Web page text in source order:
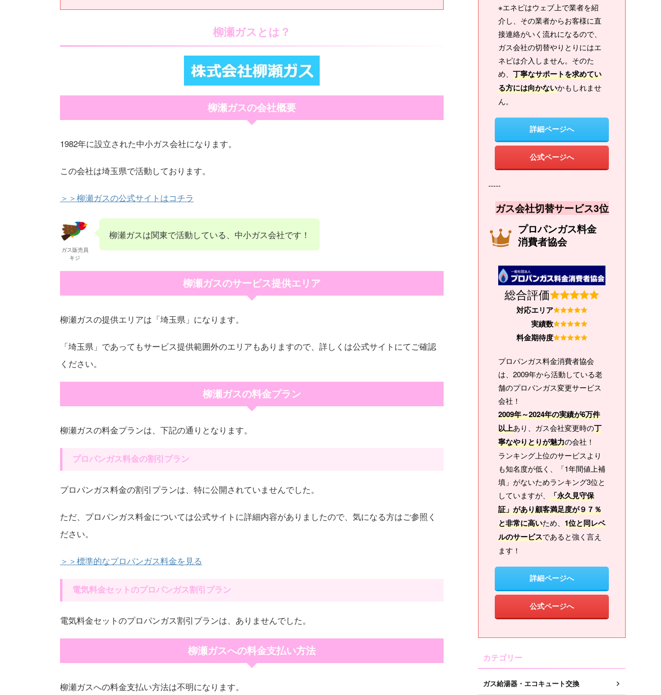
柳瀬ガスとは？
柳瀬ガスの会社概要
1982年に設立された中小ガス会社になります。
この会社は埼玉県で活動しております。
＞＞柳瀬ガスの公式サイトはコチラ
ガス販売員
キジ
柳瀬ガスは関東で活動している、中小ガス会社です！
柳瀬ガスのサービス提供エリア
柳瀬ガスの提供エリアは「埼玉県」になります。
「埼玉県」であってもサービス提供範囲外のエリアもありますので、詳しくは公式サイトにてご確認
ください。
柳瀬ガスの料金プラン
柳瀬ガスの料金プランは、下記の通りとなります。
プロパンガス料金の割引プラン
プロパンガス料金の割引プランは、特に公開されていませんでした。
ただ、プロパンガス料金については公式サイトに詳細内容がありましたので、気になる方はご参照く
ださい。
＞＞標準的なプロパンガス料金を見る
電気料金セットのプロパンガス割引プラン
電気料金セットのプロパンガス割引プランは、ありませんでした。
柳瀬ガスへの料金支払い方法
柳瀬ガスへの料金支払い方法は不明になります。
※エネピはウェブ上で業者を紹
介し、その業者からお客様に直
接連絡がいく流れになるので、
ガス会社の切替やりとりにはエ
ネピは介入しません。そのた
め、 丁寧なサポートを求めてい
る方には向かないかもしれませ
ん。
詳細ページへ
公式ページへ
-----
ガス会社切替サービス3位
プロパンガス料金
消費者協会
総合評価
対応エリア
実績数
料金期待度
プロパンガス料金消費者協会
は、2009年から活動している老
舗のプロパンガス変更サービス
会社！
2009年～2024年の実績が6万件
以上あり、ガス会社変更時の丁
寧なやりとりが魅力の会社！
ランキング上位のサービスより
も知名度が低く、「1年間値上補
填」がないためランキング3位と
していますが、 「永久見守保
証」があり顧客満足度が９７％
と非常に高いため、 1位と同レベ
ルのサービスであると強く言え
ます！
詳細ページへ
公式ページへ
カテゴリー
ガス給湯器・エコキュート交換